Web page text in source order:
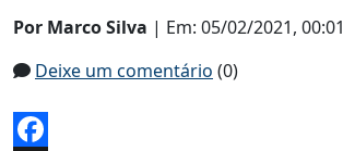
Por Marco Silva | Em: 05/02/2021, 00:01
Deixe um comentário (0)